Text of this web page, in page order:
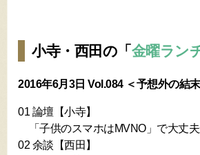
小寺・西田の「 金曜ラン
2016年6月3日 Vol.084 ＜予想外の結
01 論壇【小寺】
「子供のスマホはMVNO」で大丈
02 余談【西田】